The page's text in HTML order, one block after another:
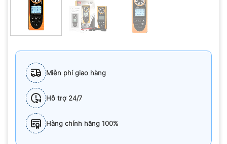
Miễn phí giao hàng
Hỗ trợ 24/7
Hàng chính hãng 100%